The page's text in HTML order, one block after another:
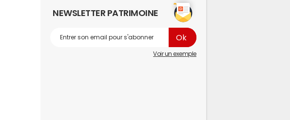
NEWSLETTER PATRIMOINE
Voir un exemple